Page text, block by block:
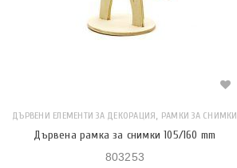
ДЪРВЕНИ ЕЛЕМЕНТИ ЗА ДЕКОРАЦИЯ, РАМКИ ЗА СНИМКИ
Дървена рамка за снимки 105/160 mm
803253